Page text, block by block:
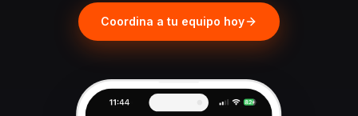
Coordina a tu equipo hoy